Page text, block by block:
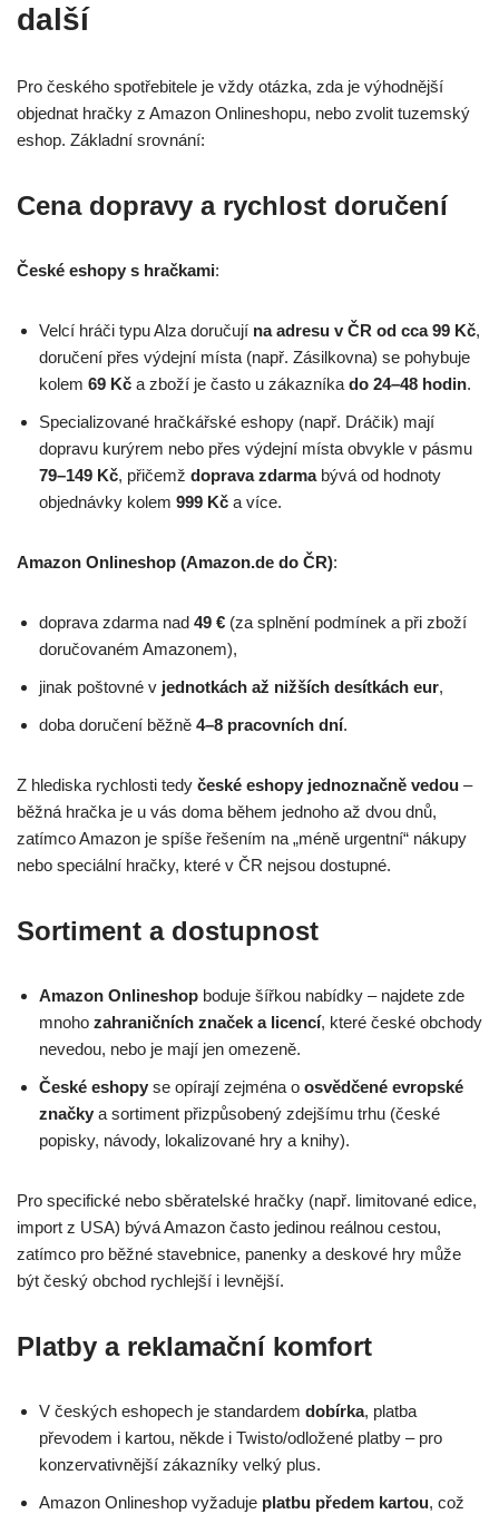
další
Pro českého spotřebitele je vždy otázka, zda je výhodnější
objednat hračky z Amazon Onlineshopu, nebo zvolit tuzemský
eshop. Základní srovnání:
Cena dopravy a rychlost doručení
České eshopy s hračkami:
Velcí hráči typu Alza doručují na adresu v ČR od cca 99 Kč,
doručení přes výdejní místa (např. Zásilkovna) se pohybuje
kolem 69 Kč a zboží je často u zákazníka do 24–48 hodin.
Specializované hračkářské eshopy (např. Dráčik) mají
dopravu kurýrem nebo přes výdejní místa obvykle v pásmu
79–149 Kč, přičemž doprava zdarmabývá od hodnoty
objednávky kolem 999 Kč a více.
Amazon Onlineshop (Amazon.de do ČR):
doprava zdarma nad 49 € (za splnění podmínek a při zboží
doručovaném Amazonem),
jinak poštovné v jednotkách až nižších desítkách eur,
doba doručení běžně 4–8 pracovních dní.
Z hlediska rychlosti tedy české eshopy jednoznačně vedou –
běžná hračka je u vás doma během jednoho až dvou dnů,
zatímco Amazon je spíše řešením na „méně urgentní“ nákupy
nebo speciální hračky, které v ČR nejsou dostupné.
Sortiment a dostupnost
Amazon Onlineshop boduje šířkou nabídky – najdete zde
mnoho zahraničních značek a licencí, které české obchody
nevedou, nebo je mají jen omezeně.
České eshopy se opírají zejména o osvědčené evropské
značky a sortiment přizpůsobený zdejšímu trhu (české
popisky, návody, lokalizované hry a knihy).
Pro specifické nebo sběratelské hračky (např. limitované edice,
import z USA) bývá Amazon často jedinou reálnou cestou,
zatímco pro běžné stavebnice, panenky a deskové hry může
být český obchod rychlejší i levnější.
Platby a reklamační komfort
V českých eshopech je standardem dobírka, platba
převodem i kartou, někde i Twisto/odložené platby – pro
konzervativnější zákazníky velký plus.
Amazon Onlineshop vyžaduje platbu předem kartou, což